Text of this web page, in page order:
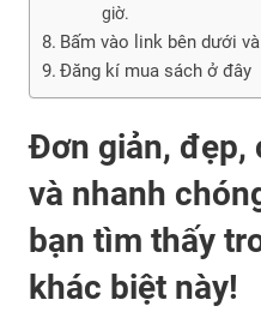
giờ.
Bấm vào link bên dưới
Đăng kí mua sách ở đây
Đơn giản, đẹp,
và nhanh
bạn tìm thấy
khác biệt này!